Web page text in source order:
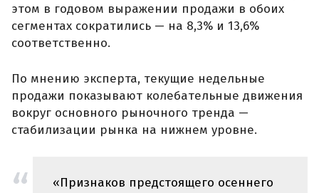
этом в годовом выражении продажи в обоих
сегментах сократились — на 8,3% и 13,6%
соответственно.
По мнению эксперта, текущие недельные
продажи показывают колебательные движения
вокруг основного рыночного тренда —
стабилизации рынка на нижнем уровне.
«Признаков предстоящего осеннего